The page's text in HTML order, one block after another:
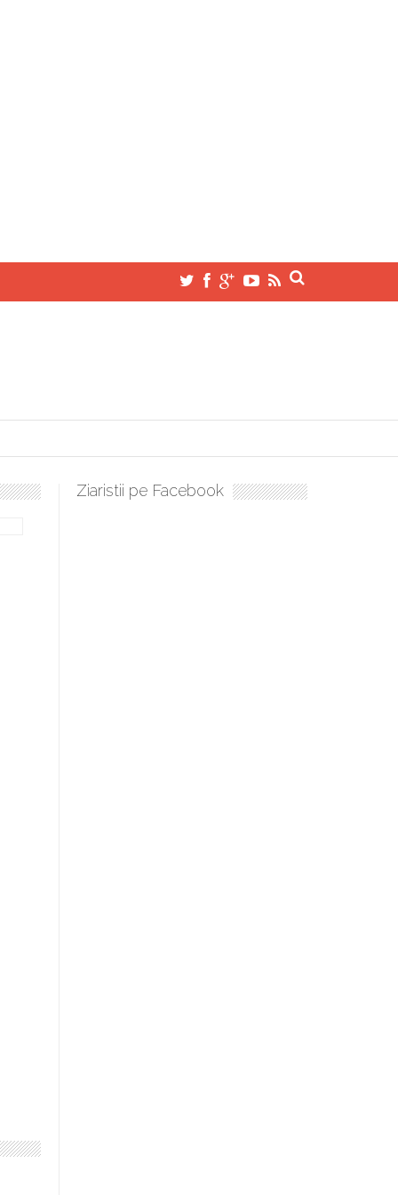
sculați, boieri mari! Sara Nukina are nevoie de ajutorul nostru!
Ziaristii pe Facebook